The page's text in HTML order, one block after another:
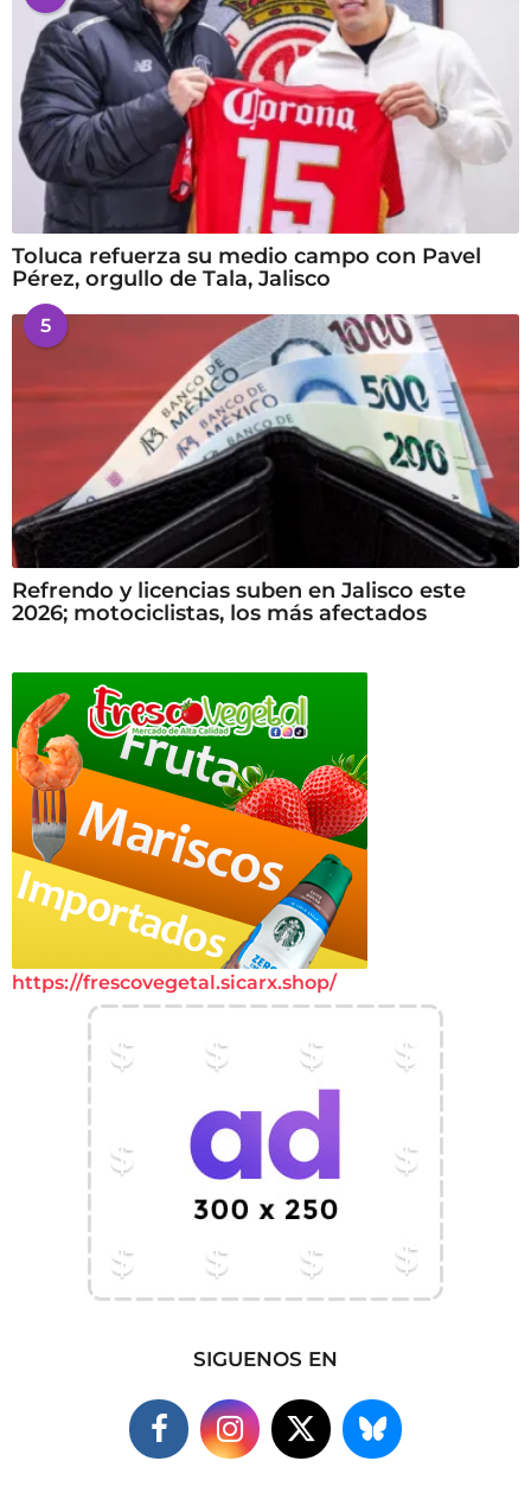
Toluca refuerza su medio campo con Pavel
Pérez, orgullo de Tala, Jalisco
5
Refrendo y licencias suben en Jalisco este
2026; motociclistas, los más afectados
https://frescovegetal.sicarx.shop/
SIGUENOS EN